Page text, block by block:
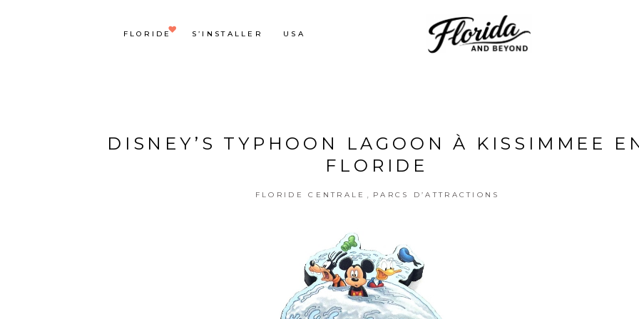
FLORIDE S’INSTALLER USA
DISNEY’S TYPHOON LAGOON À KISSIMMEE
FLORIDE
FLORIDE CENTRALE PARCS D’ATTRACTIONS